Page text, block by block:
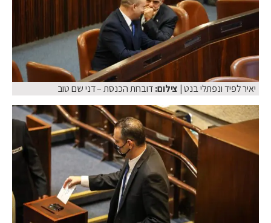
יאיר לפיד ונפתלי בנט| צילום:דוברות הכנסת – דני שם טוב